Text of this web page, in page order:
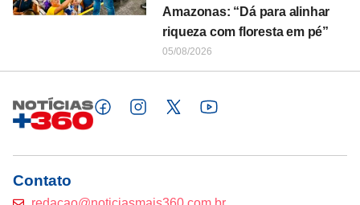
Amazonas: “Dá para alinhar
riqueza com floresta em pé”
05/08/2026
Contato